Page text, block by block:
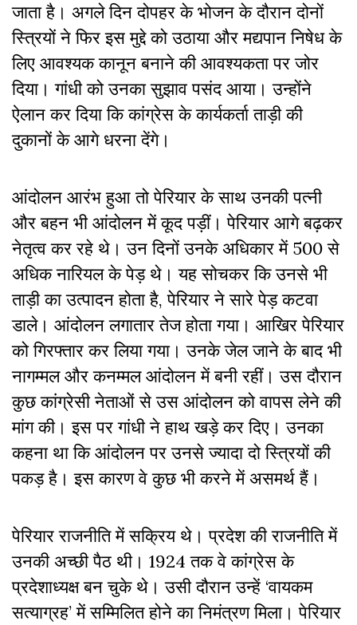
जाता है। अगले दिन दोपहर के भोजन के दौरान दोनों
स्त्रियों ने फिर इस मुद्दे को उठाया और मद्यपान निषेध के
लिए आवश्यक कानून बनाने की आवश्यकता पर जोर
दिया। गांधी को उनका सुझाव पसंद आया। उन्होंने
ऐलान कर दिया कि कांग्रेस के कार्यकर्ता ताड़ी की
दुकानों के आगे धरना देंगे।
आंदोलन आरंभ हुआ तो पेरियार के साथ उनकी पत्नी
और बहन भी आंदोलन में कूद पड़ीं। पेरियार आगे बढ़कर
नेतृत्व कर रहे थे। उन दिनों उनके अधिकार में 500 से
अधिक नारियल के पेड़ थे। यह सोचकर कि उनसे भी
ताड़ी का उत्पादन होता है, पेरियार ने सारे पेड़ कटवा
डाले। आंदोलन लगातार तेज होता गया। आखिर पेरियार
को गिरफ्तार कर लिया गया। उनके जेल जाने के बाद भी
नागम्मल और कनम्मल आंदोलन में बनी रहीं। उस दौरान
कुछ कांग्रेसी नेताओं से उस आंदोलन को वापस लेने की
मांग की। इस पर गांधी ने हाथ खड़े कर दिए। उनका
कहना था कि आंदोलन पर उनसे ज्यादा दो स्त्रियों की
पकड़ है। इस कारण वे कुछ भी करने में असमर्थ हैं।
पेरियार राजनीति में सक्रिय थे। प्रदेश की राजनीति में
उनकी अच्छी पैठ थी। 1924 तक वे कांग्रेस के
प्रदेशाध्यक्ष बन चुके थे। उसी दौरान उन्हें ‘वायकम
सत्याग्रह’ में सम्मिलित होने का निमंत्रण मिला। पेरियार